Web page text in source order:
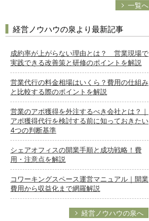
一覧へ
経営ノウハウの泉より最新記事
成約率が上がらない理由とは？ 営業現場で
実践できる改善策と研修のポイントを解説
営業代行の料金相場はいくら？費用の仕組み
と比較する際のポイントを解説
営業のアポ獲得を外注するべき会社とは？｜
アポ獲得代行を検討する前に知っておきたい
4つの判断基準
シェアオフィスの開業手順と成功戦略！費
用・注意点を解説
コワーキングスペース運営マニュアル｜開業
費用から収益化まで網羅解説
経営ノウハウの泉へ